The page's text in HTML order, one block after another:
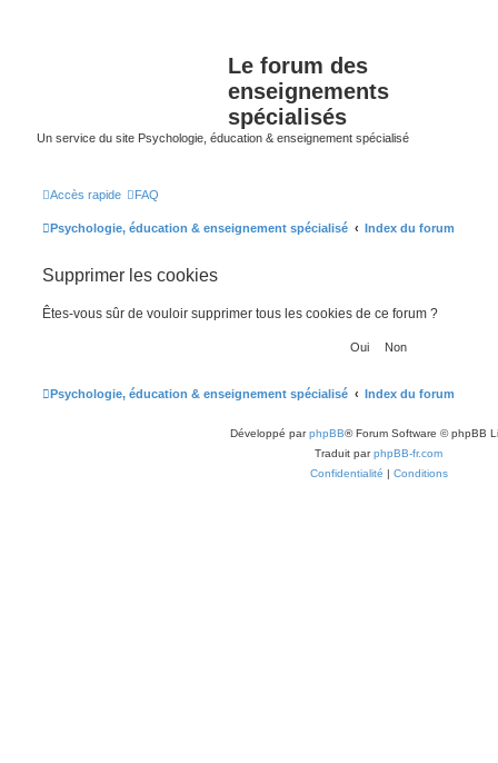
Le forum des
enseignements
spécialisés
Un service du site Psychologie, éducation & enseignement spécialisé
Accès rapide FAQ
Psychologie, éducation & enseignement spécialisé Index du forum
Supprimer les cookies
Êtes-vous sûr de vouloir supprimer tous les cookies de ce forum ?
Psychologie, éducation & enseignement spécialisé Index du forum
Développé parphpBB® Forum Software © phpBB
Traduit parphpBB-fr.com
Confidentialité | Conditions